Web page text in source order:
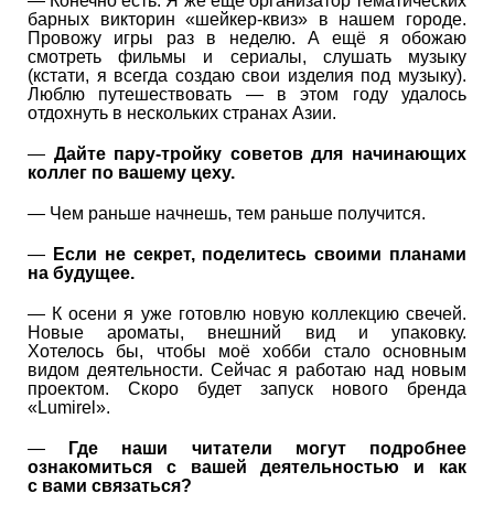
барных викторин «шейкер-квиз» в нашем городе.
Провожу игры раз в неделю. А ещё я обожаю
смотреть фильмы и сериалы, слушать музыку
(кстати, я всегда создаю свои изделия под музыку).
Люблю путешествовать — в этом году удалось
отдохнуть в нескольких странах Азии.
— Дайте пару-тройку советов для начинающих
коллег по вашему цеху.
— Чем раньше начнешь, тем раньше получится.
— Если не секрет, поделитесь своими планами
на будущее.
— К осени я уже готовлю новую коллекцию свечей.
Новые ароматы, внешний вид и упаковку.
Хотелось бы, чтобы моё хобби стало основным
видом деятельности. Сейчас я работаю над новым
проектом. Скоро будет запуск нового бренда
«Lumirel».
—
Где наши читатели могут подробнее​
ознакомиться с вашей деятельностью и как
с вами связаться?